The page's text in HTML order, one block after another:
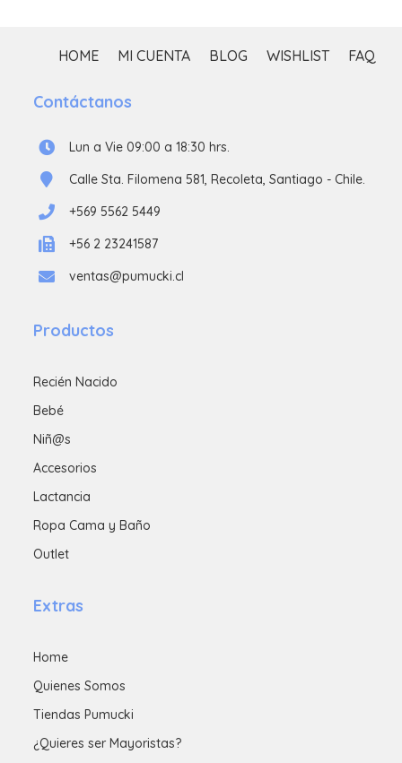
HOME MI CUENTA BLOG WISHLIST FAQ
Contáctanos
Lun a Vie 09:00 a 18:30 hrs.
Calle Sta. Filomena 581, Recoleta, Santiago - Chile.
+569 5562 5449
+56 2 23241587
ventas@pumucki.cl
Productos
Recién Nacido
Bebé
Niñ@s
Accesorios
Lactancia
Ropa Cama y Baño
Outlet
Extras
Home
Quienes Somos
Tiendas Pumucki
¿Quieres ser Mayoristas?